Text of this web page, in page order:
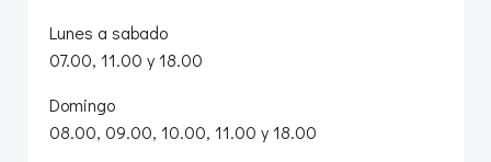
Lunes a sabado
07.00, 11.00 y 18.00
Domingo
08.00, 09.00, 10.00, 11.00 y 18.00